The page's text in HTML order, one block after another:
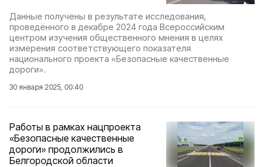
Данные получены в результате исследования,
проведённого в декабре 2024 года Всероссийским
центром изучения общественного мнения в целях
измерения соответствующего показателя
национального проекта «Безопасные качественные
дороги».
30 января 2025, 00:40
Работы в рамках нацпроекта
«Безопасные качественные
дороги» продолжились в
Белгородской области